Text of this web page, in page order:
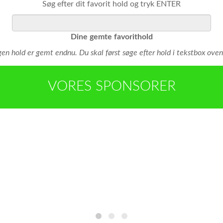
Søg efter dit favorit hold og tryk ENTER
Dine gemte favorithold
hold er gemt endnu. Du skal først søge efter hold i tekstbox
VORES SPONSORER